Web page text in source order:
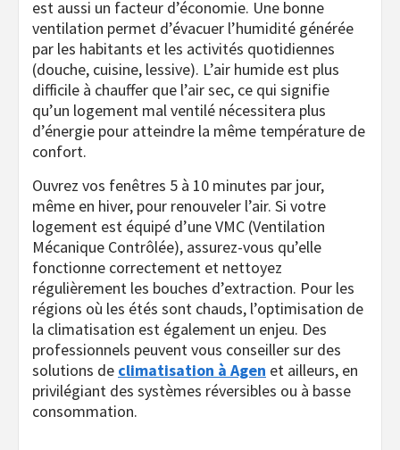
est aussi un facteur d’économie. Une bonne
ventilation permet d’évacuer l’humidité générée
par les habitants et les activités quotidiennes
(douche, cuisine, lessive). L’air humide est plus
difficile à chauffer que l’air sec, ce qui signifie
qu’un logement mal ventilé nécessitera plus
d’énergie pour atteindre la même température de
confort.
Ouvrez vos fenêtres 5 à 10 minutes par jour,
même en hiver, pour renouveler l’air. Si votre
logement est équipé d’une VMC (Ventilation
Mécanique Contrôlée), assurez-vous qu’elle
fonctionne correctement et nettoyez
régulièrement les bouches d’extraction. Pour les
régions où les étés sont chauds, l’optimisation de
la climatisation est également un enjeu. Des
professionnels peuvent vous conseiller sur des
solutions de climatisation à Agen et ailleurs, en
privilégiant des systèmes réversibles ou à basse
consommation.